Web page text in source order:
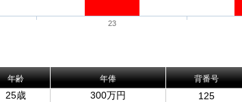
23
年齢 年俸 背番号
25歳 300万円 125